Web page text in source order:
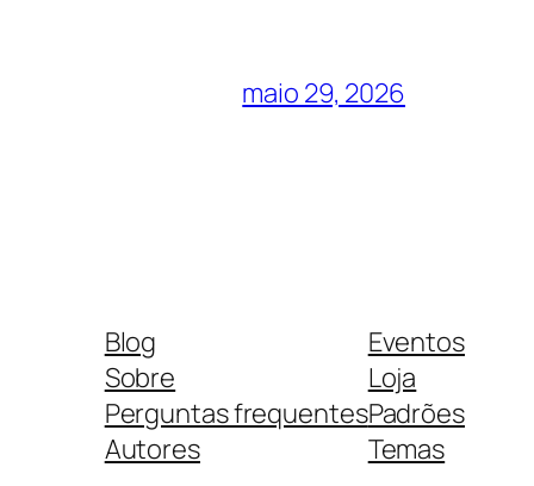
maio 29, 2026
Blog
Sobre
Perguntas frequentes
Autores
Eventos
Loja
Padrões
Temas